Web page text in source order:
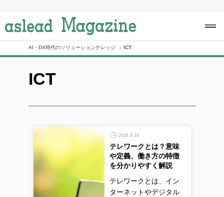
c
AI・DX時代のソリューションナレッジ ICT
ICT
2024.8.16
テレワークとは？意味
や定義、働き方の特徴
を分かりやすく解説
テレワークとは、イン
ターネットやデジタル